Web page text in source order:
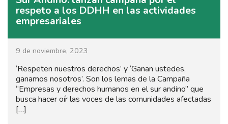
respeto a los DDHH en las actividades
empresariales
9 de noviembre, 2023
‘Respeten nuestros derechos’ y ‘Ganan ustedes,
ganamos nosotros’. Son los lemas de la Campaña
“Empresas y derechos humanos en el sur andino” que
busca hacer oír las voces de las comunidades afectadas
[…]